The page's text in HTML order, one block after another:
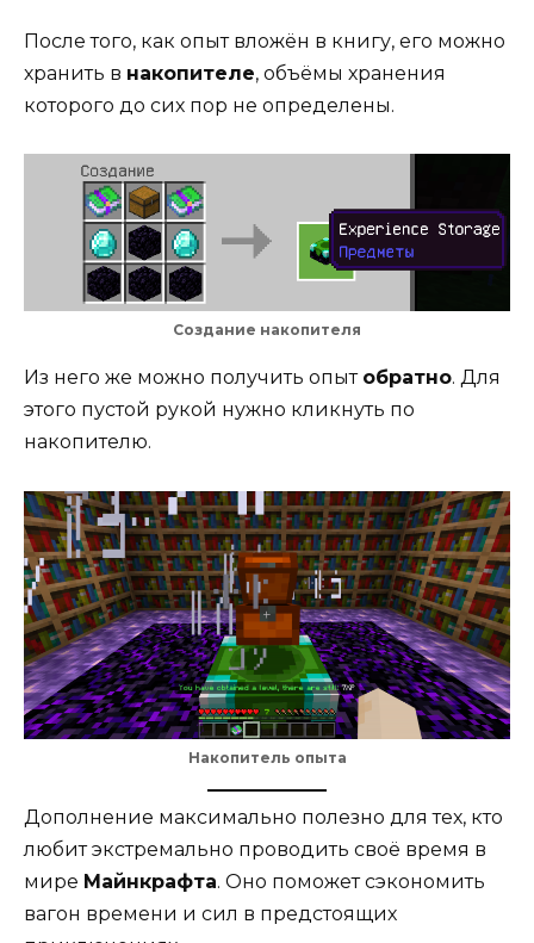
После того, как опыт вложён в книгу, его можно
хранить в накопителе, объёмы хранения
которого до сих пор не определены.
Создание накопителя
Из него же можно получить опыт обратно. Для
этого пустой рукой нужно кликнуть по
накопителю.
Накопитель опыта
Дополнение максимально полезно для тех, кто
любит экстремально проводить своё время в
мире Майнкрафта. Оно поможет сэкономить
вагон времени и сил в предстоящих